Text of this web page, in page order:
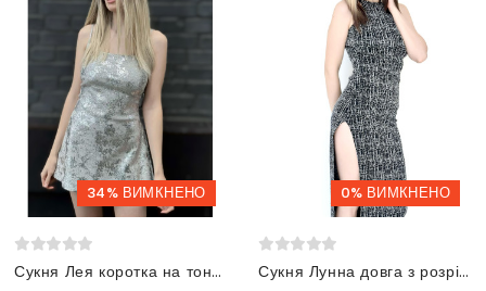
34% ВИМКНЕНО
Сукня Лея коротка на тонких бретелях срібляста
0% ВИМКНЕНО
Сукня Лунна довга з розрізом без рукавів металік